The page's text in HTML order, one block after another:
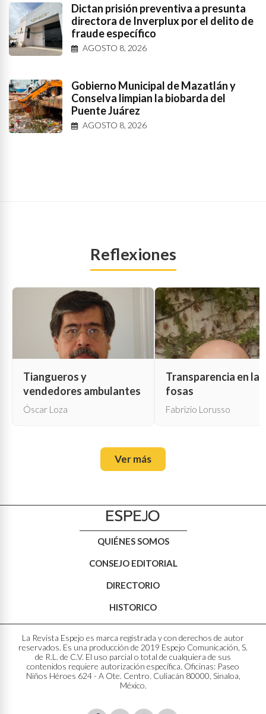
Dictan prisión preventiva a presunta
directora de Inverplux por el delito de
fraude específico
AGOSTO 8, 2026
Gobierno Municipal de Mazatlán y
Conselva limpian la biobarda del
Puente Juárez
AGOSTO 8, 2026
Reflexiones
Tiangueros y
vendedores ambulantes
Óscar Loza
Transparencia en las
fosas
Fabrizio Lorusso
Ver más
QUIÉNES SOMOS
CONSEJO EDITORIAL
DIRECTORIO
HISTORICO
La Revista Espejo es marca registrada y con derechos de autor
reservados. Es una producción de 2019 Espejo Comunicación, S.
de R.L. de C.V. El uso parcial o total de cualquiera de sus
contenidos requiere autorización específica. Oficinas: Paseo
Niños Héroes 624 - A Ote. Centro. Culiacán 80000, Sinaloa,
México.